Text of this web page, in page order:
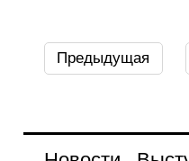
Предыдущая